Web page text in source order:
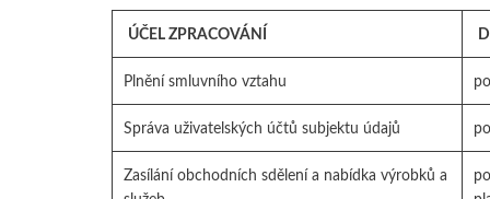
ÚČEL ZPRACOVÁNÍ
Plnění smluvního vztahu
Správa uživatelských účtů subjektu údajů
Zasílání obchodních sdělení a nabídka výrobků a